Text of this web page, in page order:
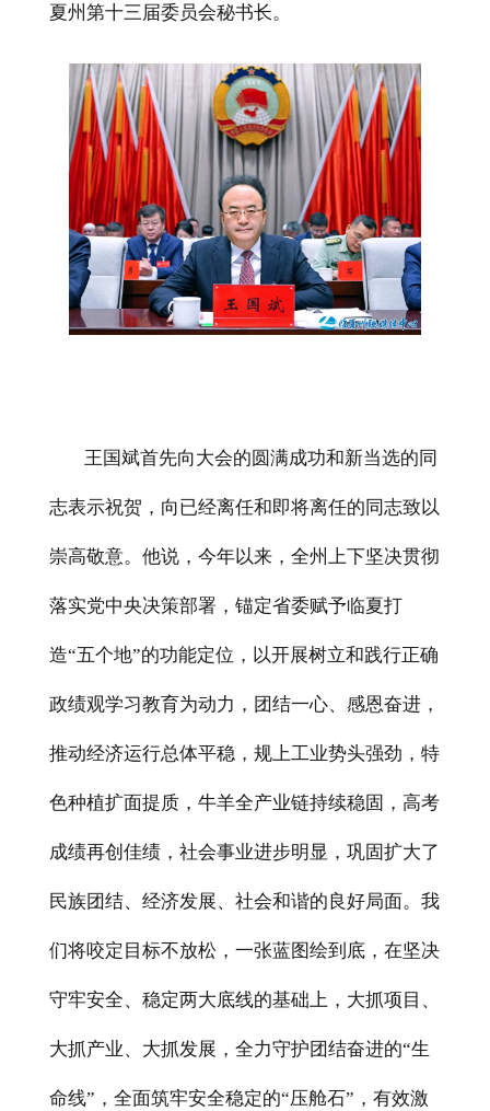
夏州第十三届委员会秘书长。
王国斌首先向大会的圆满成功和新当选的同
志表示祝贺，向已经离任和即将离任的同志致以
崇高敬意。他说，今年以来，全州上下坚决贯彻
落实党中央决策部署，锚定省委赋予临夏打
造“五个地”的功能定位，以开展树立和践行正确
政绩观学习教育为动力，团结一心、感恩奋进，
推动经济运行总体平稳，规上工业势头强劲，特
色种植扩面提质，牛羊全产业链持续稳固，高考
成绩再创佳绩，社会事业进步明显，巩固扩大了
民族团结、经济发展、社会和谐的良好局面。我
们将咬定目标不放松，一张蓝图绘到底，在坚决
守牢安全、稳定两大底线的基础上，大抓项目、
大抓产业、大抓发展，全力守护团结奋进的“生
命线”，全面筑牢安全稳定的“压舱石”，有效激